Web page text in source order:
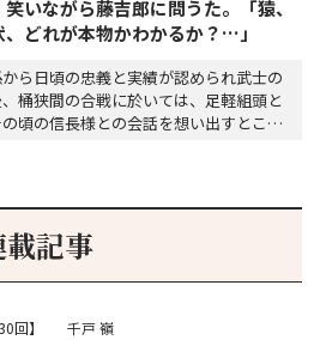
いながら藤吉郎に問うた。「猿、
、どれが本物かわかるか？…」
ら日頃の忠義と実績が認められ武士の
桶狭間の合戦に於いては、足軽組頭と
頃の信長様との会話を想い出すとこん
未だにわかりません。…
記事
回】 千戸 嶺